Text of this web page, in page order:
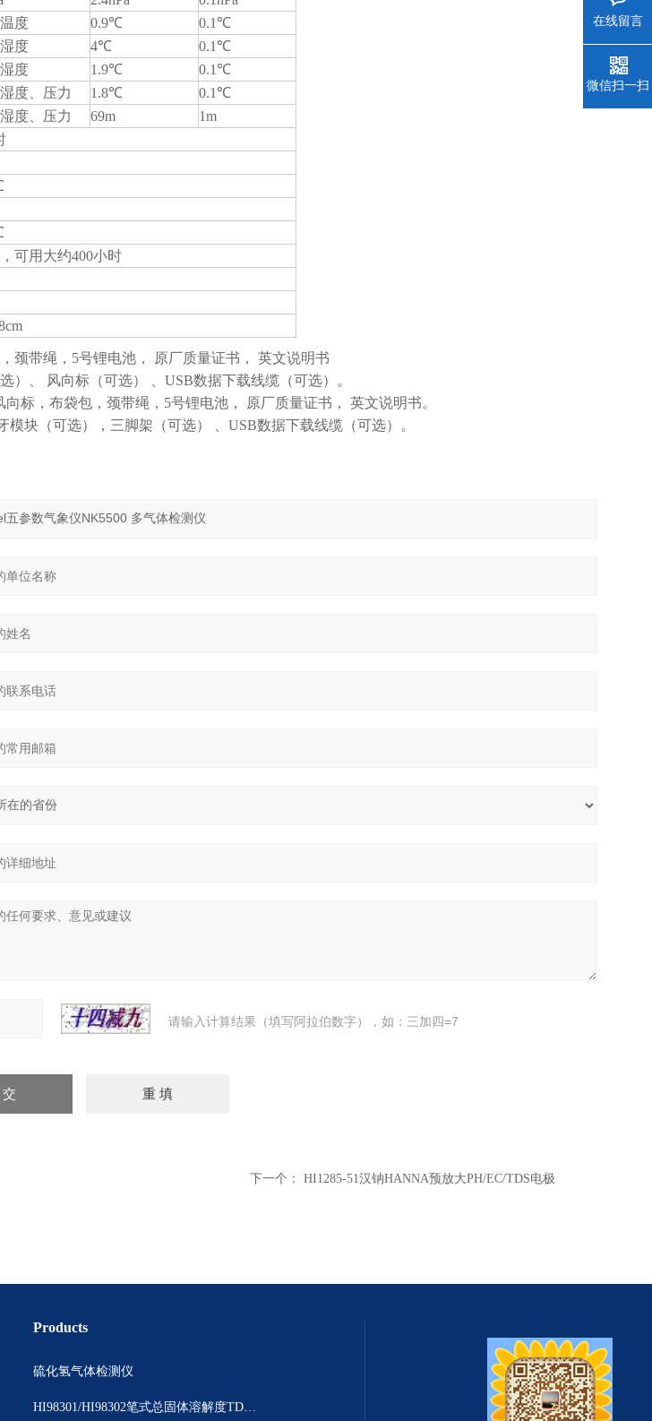
度 0.9℃
0.1℃
度 4℃
0.1℃
度 1.9℃
0.1℃
度、压力 1.8℃
0.1℃
度、压力 69m
1m
可用大约400小时
颈带绳，5号锂电池， 原厂质量证书， 英文说明书
）、 风向标（可选） 、USB数据下载线缆（可选）。
标，布袋包，颈带绳，5号锂电池， 原厂质量证书， 英文说明书。
模块（可选），三脚架（可选） 、USB数据下载线缆（可选）。
请输入计算结果（填写阿拉伯数字），如：三加四=7
下一个： HI1285-51汉钠HANNA预放大PH/EC/TDS电极
Products
硫化氢气体检测仪
HI98301/HI98302笔式总固体溶解度TDS测定仪
在线留言
微信扫一扫